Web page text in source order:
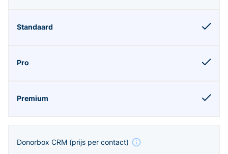
Donorbox CRM (prijs per contact)